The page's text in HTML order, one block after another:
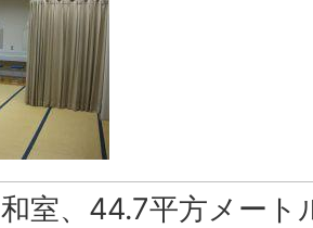
和室、44.7平方メート